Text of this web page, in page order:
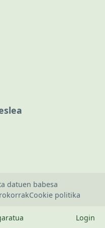
datuen babesa
Cookie politika
Login